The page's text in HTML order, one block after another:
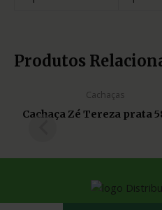
Produtos
Cachaças
Cachaça Zé Tereza prata